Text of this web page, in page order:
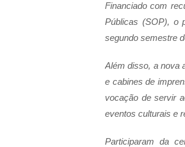
Financiado com
Públicas (SOP), o
segundo semestre
Além disso, a nova
e cabines de
vocação de servir
eventos culturais e
Participaram da